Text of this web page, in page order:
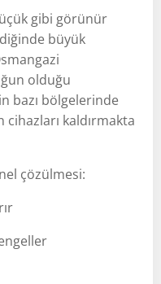
gibi görünür
büyük
olduğu
bazı bölgelerinde
cihazları kaldırmakta
çözülmesi: